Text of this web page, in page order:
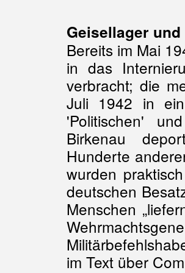
Geisellager
Bereits im Mai
in das
verbracht; die
Juli 1942 in
'Politischen'
Birkenau
Hunderte
wurden
deutschen
Menschen
im Text über